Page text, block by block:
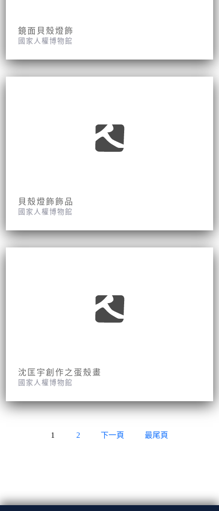
鏡面貝殼燈飾
國家人權博物館
貝殼燈飾飾品
國家人權博物館
沈匡宇創作之蛋殼畫
國家人權博物館
1 2 下一頁 最尾頁